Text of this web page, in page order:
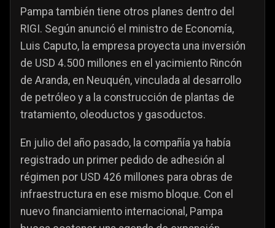
Pampa también tiene otros planes dentro del
RIGI. Según anunció el ministro de Economía,
Luis Caputo, la empresa proyecta una inversión
de USD 4.500 millones en el yacimiento Rincón
de Aranda, en Neuquén, vinculada al desarrollo
de petróleo y a la construcción de plantas de
tratamiento, oleoductos y gasoductos.
En julio del año pasado, la compañía ya había
registrado un primer pedido de adhesión al
régimen por USD 426 millones para obras de
infraestructura en ese mismo bloque. Con el
nuevo financiamiento internacional, Pampa